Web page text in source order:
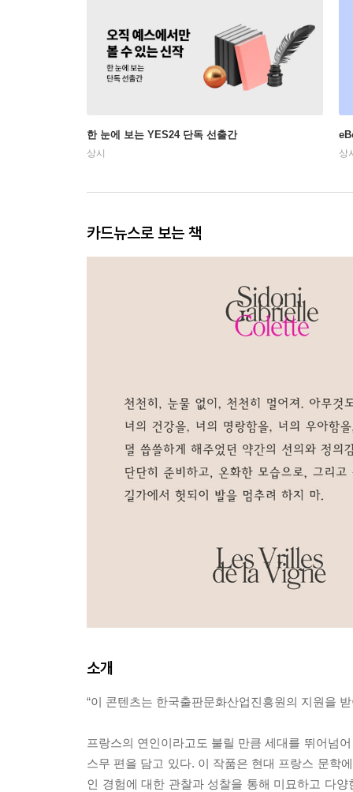
한 눈에 보는 YES24 단독 선출간
상시 상
카드뉴스로 보는 책
소개
“이 콘텐츠는 한국출판문화산업진흥원의 지원을
프랑스의 연인이라고도 불릴 만큼 세대를 뛰어넘
스무 편을 담고 있다. 이 작품은 현대 프랑스 문학
인 경험에 대한 관찰과 성찰을 통해 미묘하고 다